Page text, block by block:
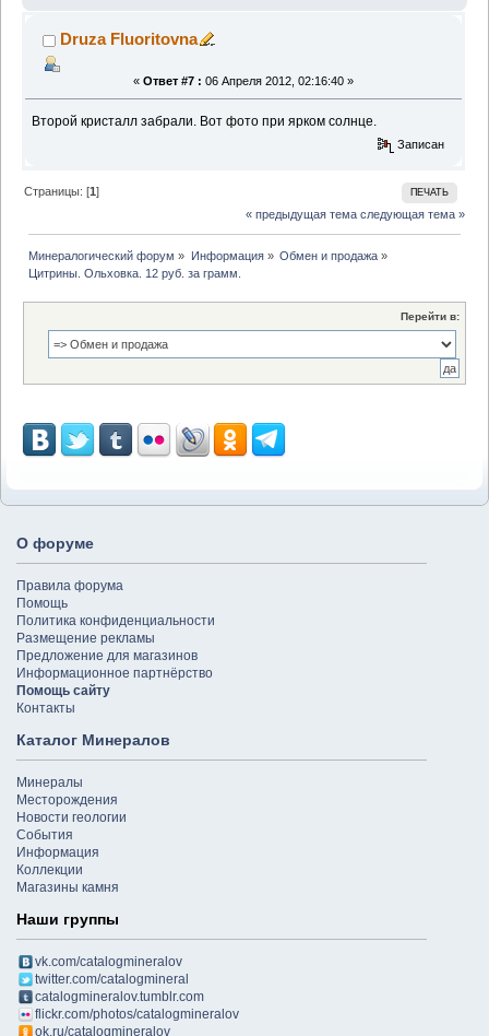
Druza Fluoritovna
« Ответ #7 : 06 Апреля 2012, 02:16:40 »
Второй кристалл забрали. Вот фото при ярком солнце.
Записан
ПЕЧАТЬ
Страницы: [1]
« предыдущая тема следующая тема »
Минералогический форум » Информация» Обмен и продажа»
Цитрины. Ольховка. 12 руб. за грамм.
Перейти в:
О форуме
Правила форума
Помощь
Политика конфиденциальности
Размещение рекламы
Предложение для магазинов
Информационное партнёрство
Помощь сайту
Контакты
Каталог Минералов
Минералы
Месторождения
Новости геологии
События
Информация
Коллекции
Магазины камня
Наши группы
vk.com/catalogmineralov
twitter.com/catalogmineral
catalogmineralov.tumblr.com
flickr.com/photos/catalogmineralov
ok.ru/catalogmineralov